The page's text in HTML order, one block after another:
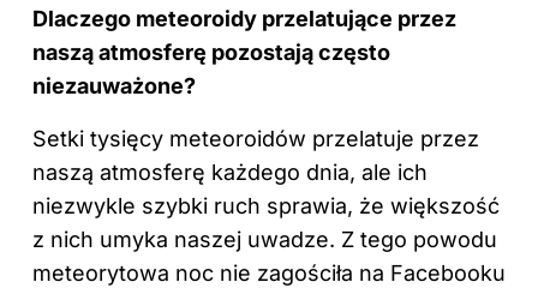
Dlaczego meteoroidy przelatujące przez
naszą atmosferę pozostają często
niezauważone?
Setki tysięcy meteoroidów przelatuje przez
naszą atmosferę każdego dnia, ale ich
niezwykle szybki ruch sprawia, że większość
z nich umyka naszej uwadze. Z tego powodu
meteorytowa noc nie zagościła na Facebooku